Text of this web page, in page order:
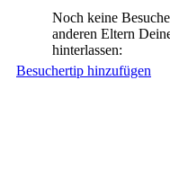
Noch keine
anderen Eltern
hinterlassen:
Besuchertip hinzufügen